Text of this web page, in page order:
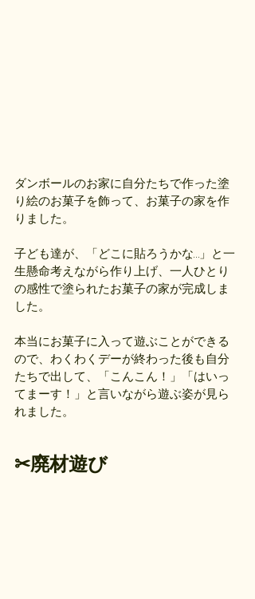
ダンボールのお家に自分たちで作った塗
り絵のお菓子を飾って、お菓子の家を作
りました。
子ども達が、「どこに貼ろうかな…」と一
生懸命考えながら作り上げ、一人ひとり
の感性で塗られたお菓子の家が完成しま
した。
本当にお菓子に入って遊ぶことができる
ので、わくわくデーが終わった後も自分
たちで出して、「こんこん！」「はいっ
てまーす！」と言いながら遊ぶ姿が見ら
れました。
✂廃材遊び